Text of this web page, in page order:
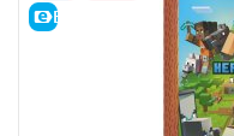
E-KAINA